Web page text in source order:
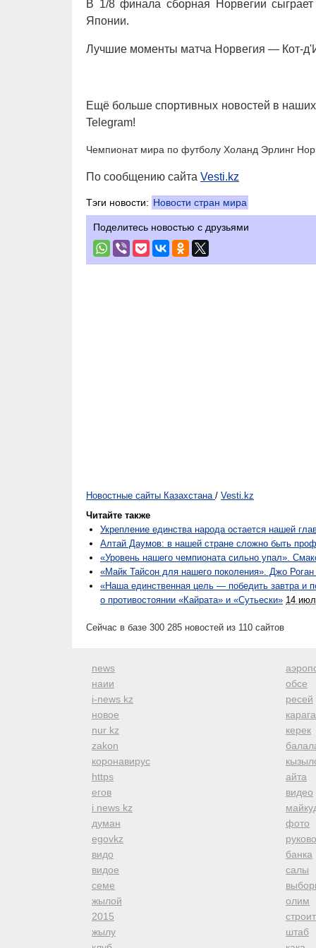
В 1/8 финала сборная Норвегии
Японии.
Лучшие моменты матча Норвегия — Кот-
Ещё больше спортивных новостей в
Telegram!
Чемпионат мира по футболу Холанд Эрлинг
По сообщению сайта Vesti.kz
Тэги новости: Новости стран мира
Поделитесь новостью с друзьями
Новостные сайты Казахстана / Vesti.kz
Читайте также
Укрепление единства народа остается нашей
Алтай Даумов: в нашей стране сложно быть
«Уровень нашего чемпионата сильно упал».
«Майк Тайсон для нашего поколения». Джо
«Наша единственная цель — победить завтра и
о противостоянии «Кайрата» и «Сутьески» 14
Сейчас в базе 300 285 новостей из 110 сайтов
news
наии
i-news kz
новое
nur kz
zakon
коронавирус
https
егов
i news kz
думан
egovkz
видо
видое
семе
жылой
2015
жылу
обсе
ресей
керек
айта
видео
фото
банка
салы
олим
штаб